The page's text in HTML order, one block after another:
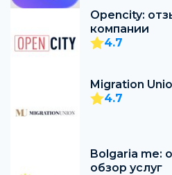
Opencity:
компании
4.7
Migration
4.7
Bolgaria me:
обзор услуг